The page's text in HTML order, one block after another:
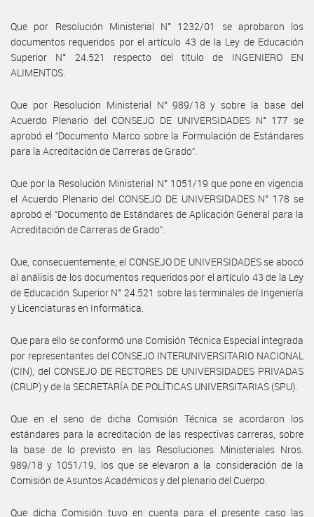
Que por Resolución Ministerial N° 1232/01 se aprobaron los
documentos requeridos por el artículo 43 de la Ley de Educación
Superior N° 24.521 respecto del título de INGENIERO EN
ALIMENTOS.
Que por Resolución Ministerial N° 989/18 y sobre la base del
Acuerdo Plenario del CONSEJO DE UNIVERSIDADES N° 177 se
aprobó el “Documento Marco sobre la Formulación de Estándares
para la Acreditación de Carreras de Grado”.
Que por la Resolución Ministerial N° 1051/19 que pone en vigencia
el Acuerdo Plenario del CONSEJO DE UNIVERSIDADES N° 178 se
aprobó el “Documento de Estándares de Aplicación General para la
Acreditación de Carreras de Grado”.
Que, consecuentemente, el CONSEJO DE UNIVERSIDADES se abocó
al análisis de los documentos requeridos por el artículo 43 de la Ley
de Educación Superior N° 24.521 sobre las terminales de Ingeniería
y Licenciaturas en Informática.
Que para ello se conformó una Comisión Técnica Especial integrada
por representantes del CONSEJO INTERUNIVERSITARIO NACIONAL
(CIN), del CONSEJO DE RECTORES DE UNIVERSIDADES PRIVADAS
(CRUP) y de la SECRETARÍA DE POLÍTICAS UNIVERSITARIAS (SPU).
Que en el seno de dicha Comisión Técnica se acordaron los
estándares para la acreditación de las respectivas carreras, sobre
la base de lo previsto en las Resoluciones Ministeriales Nros.
989/18 y 1051/19, los que se elevaron a la consideración de la
Comisión de Asuntos Académicos y del plenario del Cuerpo.
Que dicha Comisión tuvo en cuenta para el presente caso las